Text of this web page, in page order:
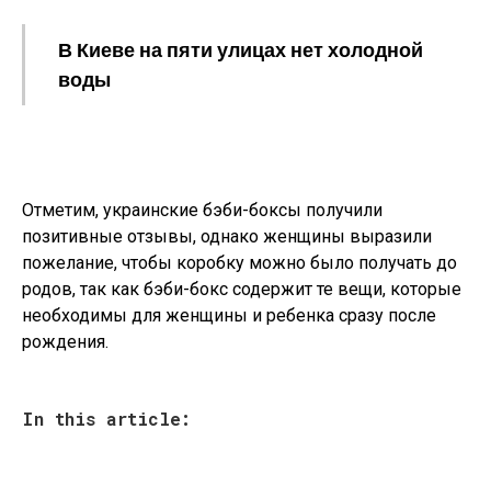
В Киеве на пяти улицах нет холодной
воды
Отметим, украинские бэби-боксы получили
позитивные отзывы, однако женщины выразили
пожелание, чтобы коробку можно было получать до
родов, так как бэби-бокс содержит те вещи, которые
необходимы для женщины и ребенка сразу после
рождения.
In this article: